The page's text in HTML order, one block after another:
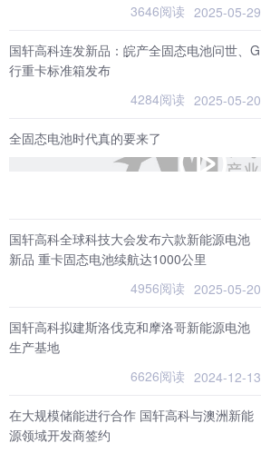
3646阅读 2025-05-29
国轩高科连发新品：皖产全固态电池问世、G
行重卡标准箱发布
4284阅读 2025-05-20
全固态电池时代真的要来了
国轩高科全球科技大会发布六款新能源电池
新品 重卡固态电池续航达1000公里
4956阅读 2025-05-20
国轩高科拟建斯洛伐克和摩洛哥新能源电池
生产基地
6626阅读 2024-12-13
在大规模储能进行合作 国轩高科与澳洲新能
源领域开发商签约